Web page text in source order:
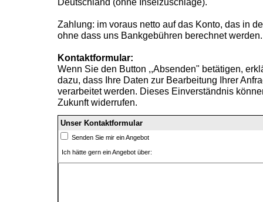
Zahlung: im voraus netto auf das Konto, das in
ohne dass uns Bankgebühren berechnet werden.
Kontaktformular:
Wenn Sie den Button ,,Absenden" betätigen,
dazu, dass Ihre Daten zur Bearbeitung Ihrer
verarbeitet werden. Dieses Einverständnis
Zukunft widerrufen.
Unser Kontaktformular
Senden Sie mir ein Angebot
Ich hätte gern ein Angebot über: